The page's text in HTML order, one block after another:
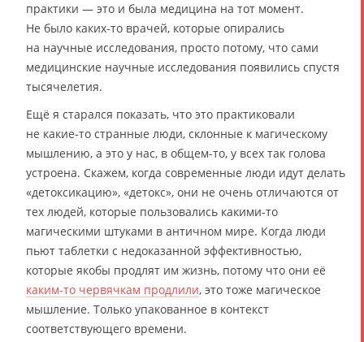
практики — это и была медицина на тот момент.
Не было каких-то врачей, которые опирались
на научные исследования, просто потому, что сами
медицинские научные исследования появились спустя
тысячелетия.
Ещё я старался показать, что это практиковали
не какие-то странные люди, склонные к магическому
мышлению, а это у нас, в общем-то, у всех так голова
устроена. Скажем, когда современные люди идут делать
«детоксикацию», «детокс», они не очень отличаются от
тех людей, которые пользовались какими-то
магическими штуками в античном мире. Когда люди
пьют таблетки с недоказанной эффективностью,
которые якобы продлят им жизнь, потому что они её
каким-то червячкам продлили, это тоже магическое
мышление. Только упакованное в контекст
соответствующего времени.